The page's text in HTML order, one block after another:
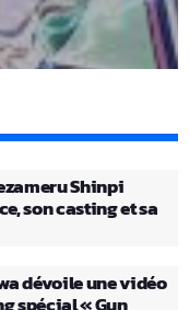
Shinpi
son casting et sa
dévoile une vidéo
spécial « Gun